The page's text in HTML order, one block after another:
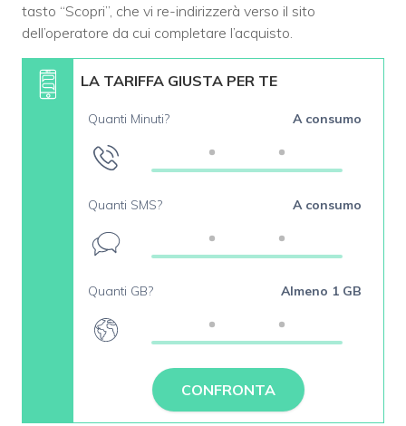
tasto “Scopri”, che vi re-indirizzerà verso il sito
dell’operatore da cui completare l’acquisto.
LA TARIFFA GIUSTA PER TE
Quanti Minuti? A consumo
Quanti SMS? A consumo
Quanti GB? Almeno 1 GB
CONFRONTA